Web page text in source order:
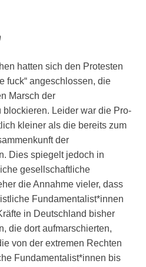
hatten sich den Protesten
fuck“ angeschlossen, die
Marsch der
Leider war die Pro-
kleiner als die bereits zum
der
Dies spiegelt jedoch in
gesellschaftliche
die Annahme vieler, dass
Fundamentalist*innen
in Deutschland bisher
die dort aufmarschierten,
von der extremen Rechten
Fundamentalist*innen bis